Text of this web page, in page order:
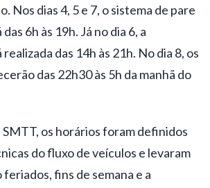
Nos dias 4, 5 e 7, o sistema de pare
6h às 19h. Já no dia 6, a
das 14h às 21h. No dia 8, os
das 22h30 às 5h da manhã do
SMTT, os horários foram definidos
do fluxo de veículos e levaram
fins de semana e a